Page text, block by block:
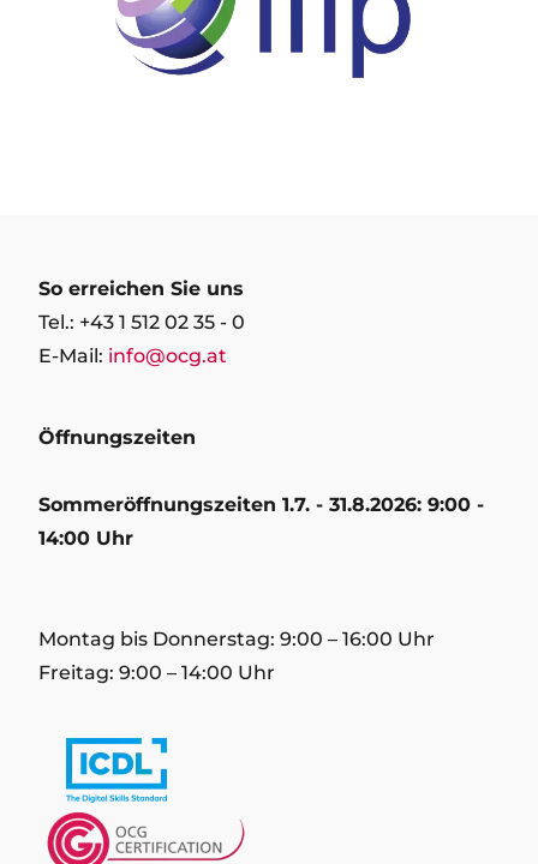
So erreichen Sie uns
Tel.: +43 1 512 02 35 - 0
E-Mail: info@ocg.at
Öffnungszeiten
Sommeröffnungszeiten 1.7. - 31.8.2026: 9:00 -
14:00 Uhr
Montag bis Donnerstag: 9:00 – 16:00 Uhr
Freitag: 9:00 – 14:00 Uhr